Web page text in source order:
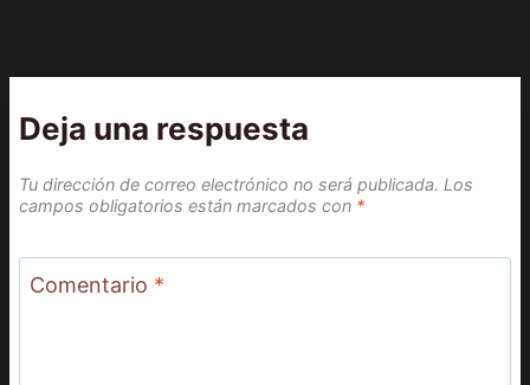
Deja una respuesta
Tu dirección de correo electrónico no será publicada. Los
campos obligatorios están marcados con *
Comentario *